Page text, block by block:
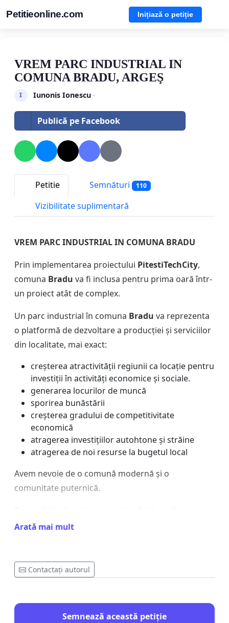
Petitieonline.com Inițiază o petiție
VREM PARC INDUSTRIAL IN
COMUNA BRADU, ARGEŞ
I Iunonis Ionescu·
Publică pe Facebook
Petitie Semnături 110
Vizibilitate suplimentară
VREM PARC INDUSTRIAL IN COMUNA BRADU
Prin implementarea proiectului PitestiTechCity,
comuna Bradu va fi inclusa pentru prima oară într-
un proiect atât de complex.
Un parc industrial în comuna Bradu va reprezenta
o platformă de dezvoltare a producției și serviciilor
din localitate, mai exact:
creșterea atractivității regiunii ca locație pentru
investiții în activități economice și sociale.
generarea locurilor de muncă
sporirea bunăstării
creșterea gradului de competitivitate
economică
atragerea investițiilor autohtone și străine
atragerea de noi resurse la bugetul local
Avem nevoie de o comună modernă și o
comunitate puternică.
Arată mai mult
Contactați autorul
Semnează această petiție